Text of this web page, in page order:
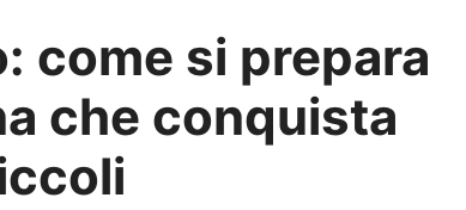
come si prepara
che conquista